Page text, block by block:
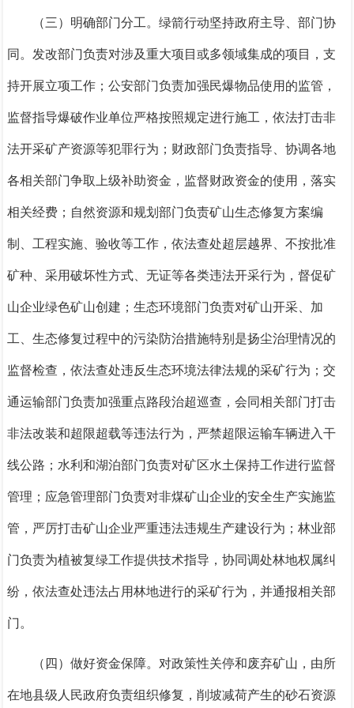
（三）明确部门分工。绿箭行动坚持政府主导、部门协
同。 发改部门负责对涉及重大项目或多领域集成的项目，支
持开展立项工作；公安部门负责加强民爆物品使用的监管，
监督指导爆破作业单位严格按照规定进行施工 ，依法打击非
法开采矿产资源等犯罪行为 ； 财政部门负责指导、协调各地
各相关部门争取 上级补助资金，监督财政资金的使用，落实
相关经费； 自然资源和规划部门负责矿山生态修复方案编
制、工程实施、验收等工作，依法查处超层越界、不按批准
矿种、采用破坏性方式、无证等各类违法开采行为，督促矿
山企业绿色矿山创建；生态环境部门负责对矿山开采、加
工、生态修复过程中的污染防治措施特别是扬尘治理情况的
监督检查，依法查处违反生态环境法律法规的采矿行为 ；交
通运输部门负责加强重点路段治超巡查，会同相关部门打击
非法改装和超限超载等违法行为，严禁超限运输车辆进入干
线公路 ； 水利和湖泊部门负责对矿区水土保持工作进行监督
管理； 应急管理部门负责对非煤矿山企业的安全生产实施监
管， 严厉打击矿山企业严重违法违规生产建设行为 ；林业部
门负责为植被复绿工作提供技术指导，协同调处林地权属纠
纷，依法查处违法占用林地进行的采矿行为，并通报相关部
门 。
（四）做好资金保障。 对政策性关停和废弃矿山，由所
在地县级人民政府负责组织修复，削坡减荷产生的砂石资源